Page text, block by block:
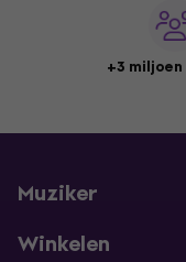
+3
Muziker
Winkelen